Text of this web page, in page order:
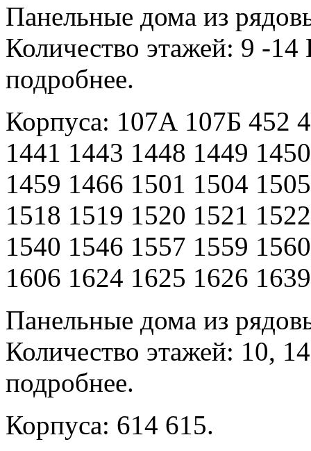
Панельные дома из
Количество этажей: 9 -
подробнее.
Корпуса: 107А 107Б 452
1441 1443 1448 1449
1459 1466 1501 1504
1518 1519 1520 1521
1540 1546 1557 1559
1606 1624 1625 1626
Панельные дома из
Количество этажей: 10,
подробнее.
Корпуса: 614 615.